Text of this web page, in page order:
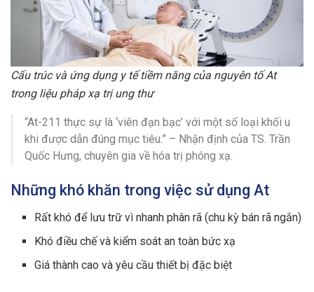
Cấu trúc và ứng dụng y tế tiềm năng của nguyên tố At
trong liệu pháp xạ trị ung thư
“At-211 thực sự là ‘viên đạn bạc’ với một số loại khối u
khi được dẫn đúng mục tiêu.” – Nhận định của TS. Trần
Quốc Hưng, chuyên gia về hóa trị phóng xạ.
Những khó khăn trong việc sử dụng At
Rất khó để lưu trữ vì nhanh phân rã (chu kỳ bán rã ngắn)
Khó điều chế và kiểm soát an toàn bức xạ
Giá thành cao và yêu cầu thiết bị đặc biệt